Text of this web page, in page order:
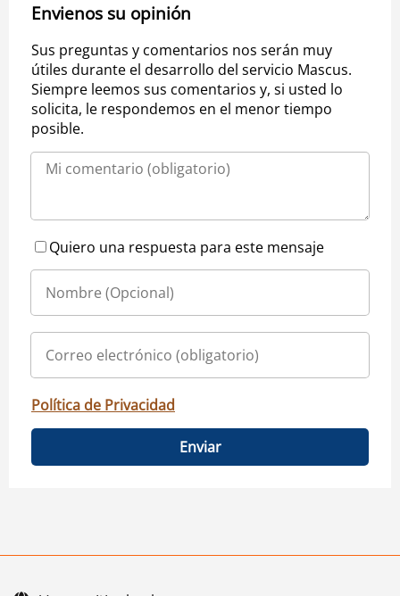
Envienos su opinión
Sus preguntas y comentarios nos serán muy
útiles durante el desarrollo del servicio Mascus.
Siempre leemos sus comentarios y, si usted lo
solicita, le respondemos en el menor tiempo
posible.
Quiero una respuesta para este mensaje
Política de Privacidad
Enviar